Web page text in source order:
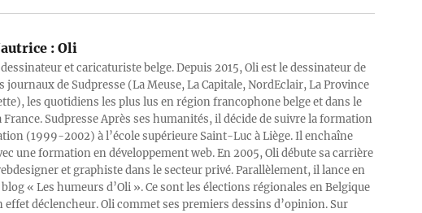
:Oli
et caricaturiste belge. Depuis 2015, Oli est le dessinateur de
journaux de Sudpresse (La Meuse, La Capitale, NordEclair, La Province
les quotidiens les plus lus en région francophone belge et dans le
France. Sudpresse Après ses humanités, il décide de suivre la formation
(1999-2002) à l’école supérieure Saint-Luc à Liège. Il enchaîne
une formation en développement web. En 2005, Oli débute sa carrière
et graphiste dans le secteur privé. Parallèlement, il lance en
« Les humeurs d’Oli ». Ce sont les élections régionales en Belgique
effet déclencheur. Oli commet ses premiers dessins d’opinion. Sur